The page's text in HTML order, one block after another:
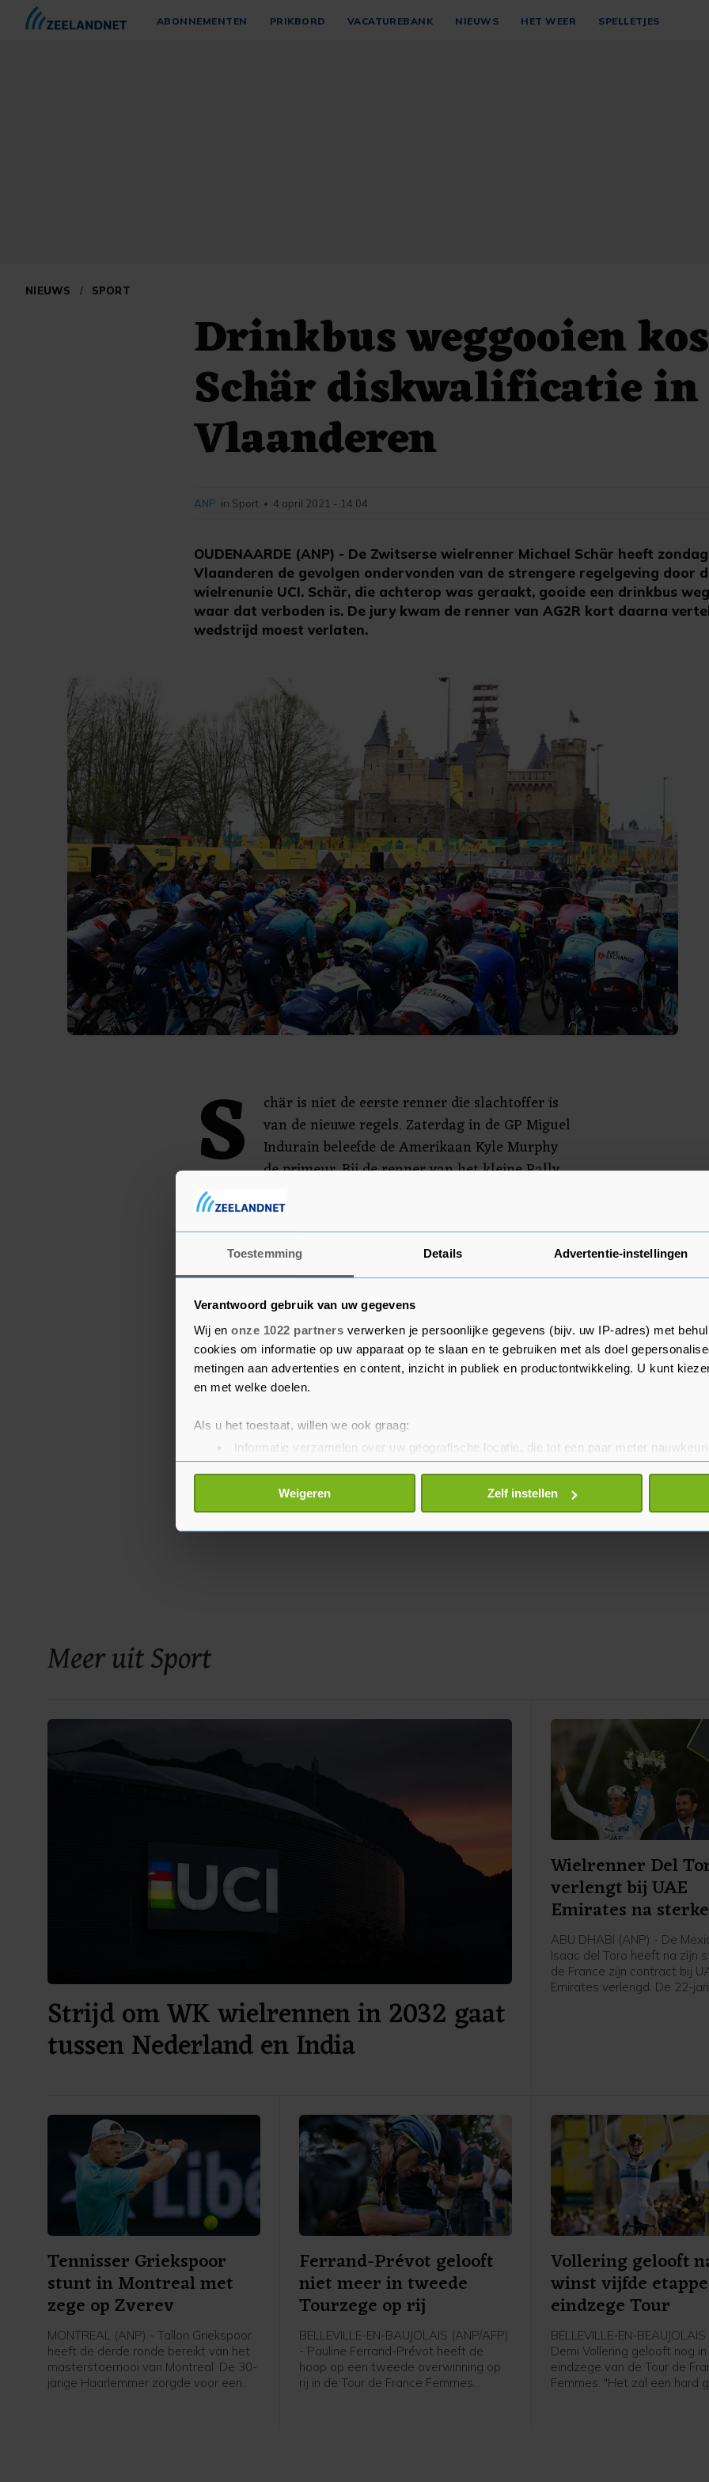
Toestemming Details Advertentie-instellingen
Verantwoord gebruik van uw gegevens
Wij en onze 1022 partners verwerken je persoonlijke gegevens (bijv. uw IP-adres) met
cookies om informatie op uw apparaat op te slaan en te gebruiken met als doel
metingen aan advertenties en content, inzicht in publiek en productontwikkeling. U kunt
en met welke doelen.
Als u het toestaat, willen we ook graag:
Informatie verzamelen over uw geografische locatie, die tot een paar meter
Uw apparaat identificeren door het actief te scannen op specifieke eigenschappen
Lees meer over hoe uw persoonlijke gegevens worden verwerkt en stel uw voorkeuren in het
toestemming op elk moment wijzigen of intrekken in de Cookieverklaring.
Weigeren Zelf instellen
ABONNEMENTEN PRIKBORD VACATUREBANK NIEUWS HET WEER SPELLETJES
NIEUWS / SPORT
Drinkbus weggooien
Schär diskwalificatie in
Vlaanderen
OUDENAARDE (ANP) - De Zwitserse wielrenner Michael Schär heeft
Vlaanderen de gevolgen ondervonden van de strengere regelgeving door
wielrenunie UCI. Schär, die achterop was geraakt, gooide een drinkbus
waar dat verboden is. De jury kwam de renner van AG2R kort daarna
wedstrijd moest verlaten.
ANP in Sport • 4 april 2021 - 14:04
S
chär is niet de eerste renner die slachtoffer is
van de nieuwe regels. Zaterdag in de GP Miguel
Indurain beleefde de Amerikaan Kyle Murphy
de primeur. Bij de renner van het kleine Rally
Cycling was een gelletje uit zijn achterzak gevallen,
aldus de lezing van een ploeggenoot. Omdat dat buiten
de zone gebeurde waar afval mag worden weggegooid,
volgde diskwalificatie.
Meer uit Sport
Strijd om WK wielrennen in 2032 gaat
tussen Nederland en India
Wielrenner Del
verlengt bij UAE
Emirates na
ABU DHABI (ANP) - De
Isaac del Toro heeft na zijn
de France zijn contract bij
Emirates verlengd. De 22-
witte jongerentrui.
Tennisser Griekspoor
stunt in Montreal met
zege op Zverev
MONTREAL (ANP) - Tallon Griekspoor
heeft de derde ronde bereikt van het
masterstoernooi van Montreal. De 30-
jarige Haarlemmer zorgde voor een
Ferrand-Prévot gelooft
niet meer in tweede
Tourzege op rij
BELLEVILLE-EN-BAUJOLAIS (ANP/AFP)
- Pauline Ferrand-Prévot heeft de
hoop op een tweede overwinning op
rij in de Tour de France Femmes
Vollering gelooft
winst vijfde
eindzege Tour
BELLEVILLE-EN-
Demi Vollering gelooft nog
eindzege van de Tour de
Femmes. "Het zal een hard